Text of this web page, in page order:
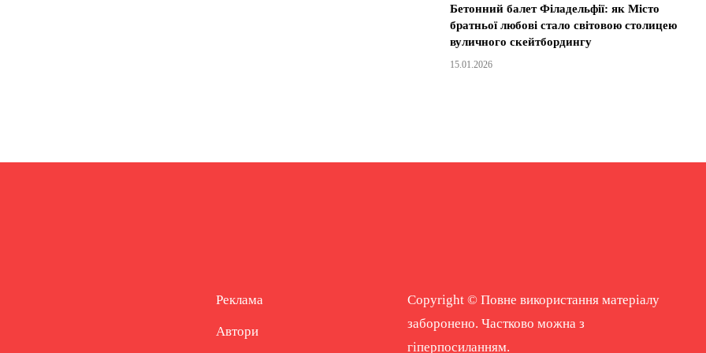
Бетонний балет Філадельфії: як Місто
братньої любові стало світовою столицею
вуличного скейтбордингу
15.01.2026
Реклама
Автори
Copyright © Повне використання матеріалу
заборонено. Частково можна з
гіперпосиланням.